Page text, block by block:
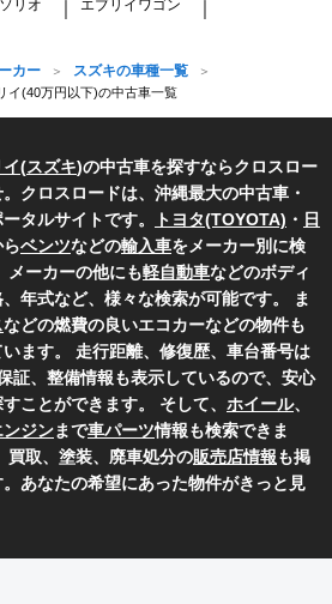
ソリオ エブリイワゴン
カー
スズキの車種一覧
イ(40万円以下)の中古車一覧
(スズキ)の中古車を探すならクロスロー
。クロスロードは、沖縄最大の中古車・
タルサイトです。
トヨタ(TOYOTA) ・ 日
ベンツなどの輸入車をメーカー別に検
メーカーの他にも軽自動車などのボディ
年式など、様々な検索が可能です。 ま
などの燃費の良いエコカーなどの物件も
ます。 走行距離、修復歴、車台番号は
証、整備情報も表示しているので、安心
ことができます。 そして、 ホイール、
ンジンまで車パーツ情報も検索できま
買取、塗装、廃車処分の販売店情報も掲
あなたの希望にあった物件がきっと見